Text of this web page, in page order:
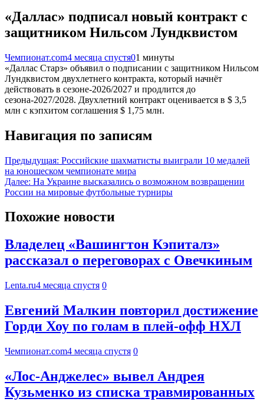
«Даллас» подписал новый контракт с
защитником Нильсом Лундквистом
Чемпионат.com4 месяца спустя01 минуты
«Даллас Старз» объявил о подписании с защитником Нильсом
Лундквистом двухлетнего контракта, который начнёт
действовать в сезоне-2026/2027 и продлится до
сезона-2027/2028. Двухлетний контракт оценивается в $ 3,5
млн с кэпхитом соглашения $ 1,75 млн.
Навигация по записям
Предыдущая: Российские шахматисты выиграли 10 медалей
на юношеском чемпионате мира
Далее: На Украине высказались о возможном возвращении
России на мировые футбольные турниры
Похожие новости
Владелец «Вашингтон Кэпиталз»
рассказал о переговорах с Овечкиным
Lenta.ru4 месяца спустя 0
Евгений Малкин повторил достижение
Горди Хоу по голам в плей-офф НХЛ
Чемпионат.com4 месяца спустя 0
«Лос-Анджелес» вывел Андрея
Кузьменко из списка травмированных